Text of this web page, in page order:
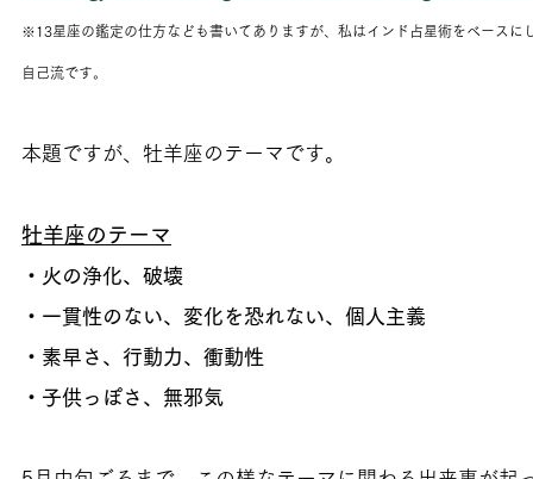
※13星座の鑑定の仕方なども書いてありますが、私はインド占星術をベースに
自己流です。
本題ですが、牡羊座のテーマです。
牡羊座のテーマ
・火の浄化、破壊
・一貫性のない、変化を恐れない、個人主義
・素早さ、行動力、衝動性
・子供っぽさ、無邪気